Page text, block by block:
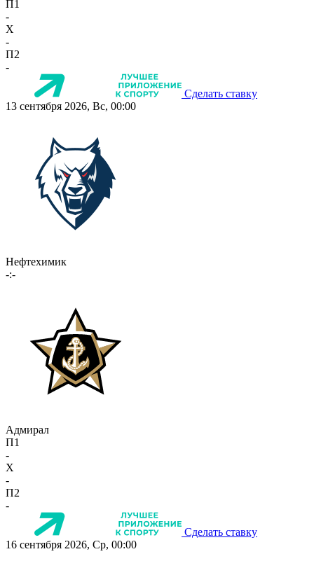
П1
-
X
-
П2
-
Сделать ставку
13 сентября 2026, Вс, 00:00
Нефтехимик
-:-
Адмирал
П1
-
X
-
П2
-
Сделать ставку
16 сентября 2026, Ср, 00:00